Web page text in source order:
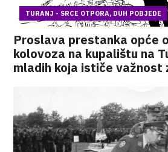
TURANJ - SRCE OTPORA, DUH POBJEDE
Proslava prestanka opće
kolovoza na kupalištu na
mladih koja ističe važnost